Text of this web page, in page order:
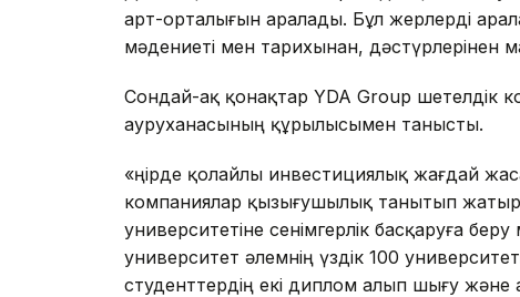
арт-орталығын аралады. Бұл жерлерді
мәдениеті мен тарихынан, дәстүрлерінен
Сондай-ақ қонақтар YDA Group шетелдік
ауруханасының құрылысымен танысты.
«Өңірде қолайлы инвестициялық жағдай
компаниялар қызығушылық танытып
университетіне сенімгерлік басқаруға
университет әлемнің үздік 100
студенттердің екі диплом алып шығу және